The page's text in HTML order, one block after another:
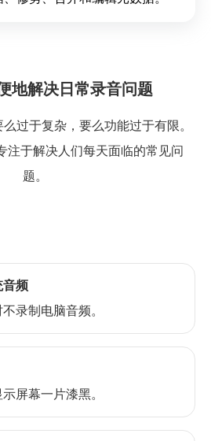
地解决日常录音问题
过于复杂，要么功能过于有限。
注于解决人们每天面临的常见问
题。
音频
录制电脑音频。
屏幕一片漆黑。